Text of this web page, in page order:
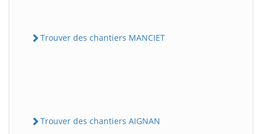
Trouver des chantiers MANCIET
Trouver des chantiers AIGNAN